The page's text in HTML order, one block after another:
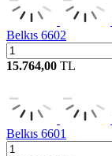
Belkıs 6602
15.764,00 TL
Belkıs 6601